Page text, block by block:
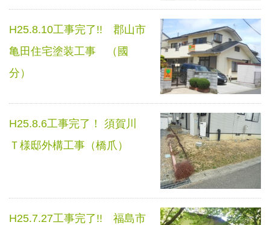
H25.8.10工事完了!! 郡山市
亀田住宅塗装工事 （國
分）
H25.8.6工事完了！ 須賀川
Ｔ様邸外構工事（橋爪）
H25.7.27工事完了!! 福島市